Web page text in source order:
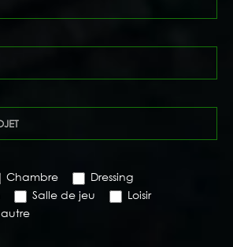
Chambre
Dressing
Salle de jeu
Loisir
autre